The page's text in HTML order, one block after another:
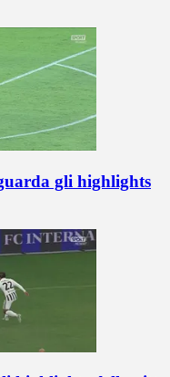
gli highlights